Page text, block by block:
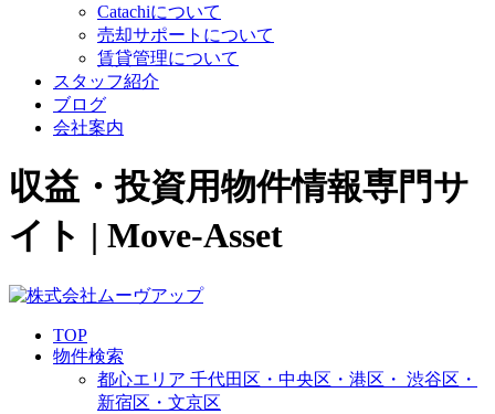
Catachiについて
売却サポートについて
賃貸管理について
スタッフ紹介
ブログ
会社案内
収益・投資用物件情報専門サ
イト | Move-Asset
TOP
物件検索
都心エリア 千代田区・中央区・港区・ 渋谷区・
新宿区・文京区